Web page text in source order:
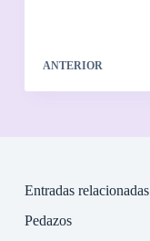
ANTERIOR
Entradas relacionadas
Pedazos